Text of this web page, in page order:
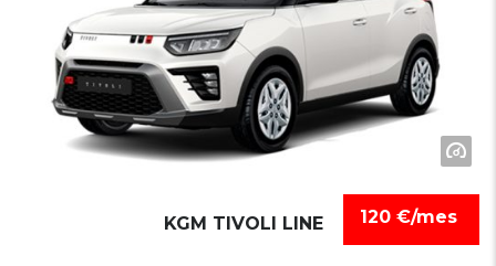
120 €/mes
KGM TIVOLI LINE